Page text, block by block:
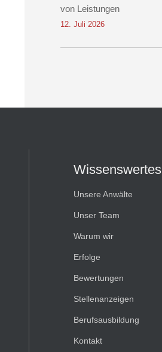
von Leistungen
12. Juli 2026
Wissenswertes
Unsere Anwälte
Unser Team
Warum wir
Erfolge
Bewertungen
Stellenanzeigen
Berufsausbildung
Kontakt